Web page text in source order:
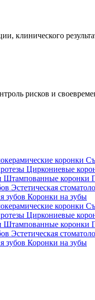
клинического
рисков и
коронки
Циркониевые
Штампованные коронки
Эстетическая
зубов Коронки на зубы
коронки
Циркониевые
Штампованные коронки
Эстетическая
зубов Коронки на зубы